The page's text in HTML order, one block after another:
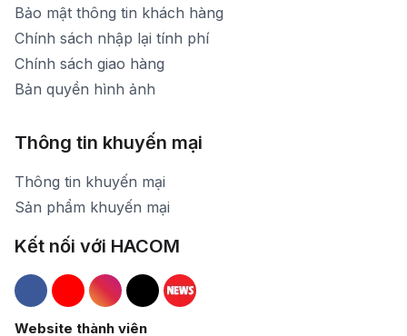
Bảo mật thông tin khách hàng
Chính sách nhập lại tính phí
Chính sách giao hàng
Bản quyền hình ảnh
Thông tin khuyến mại
Thông tin khuyến mại
Sản phẩm khuyến mại
Kết nối với HACOM
Hacom Facebook
Hacom YouTube
Hacom Instagram
Hacom TikTok
Website thành viên